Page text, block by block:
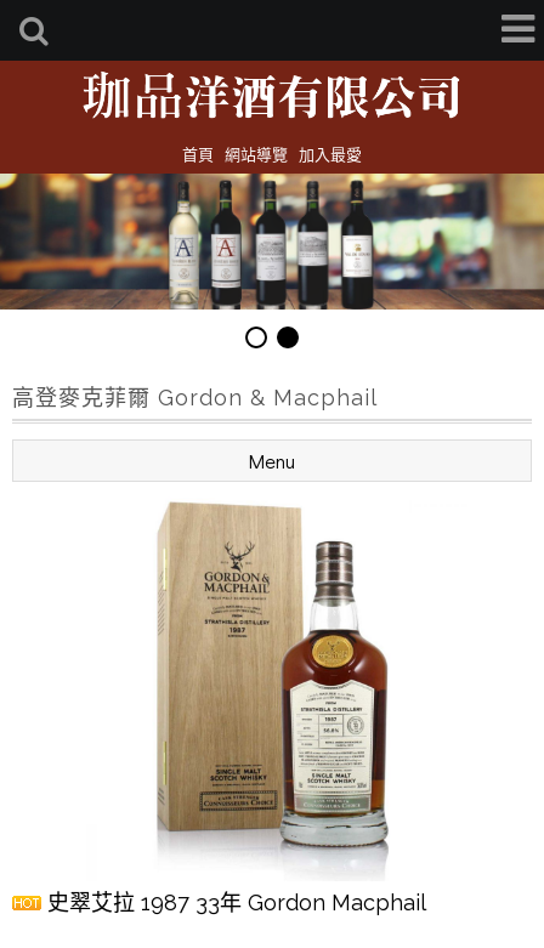
首頁 網站導覽 加入最愛
高登麥克菲爾 Gordon & Macphail
Menu
史翠艾拉 1987 33年 Gordon Macphail